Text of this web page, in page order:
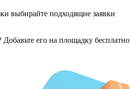
выбирайте подходящие заявки
Добавьте его на площадку бесплатно